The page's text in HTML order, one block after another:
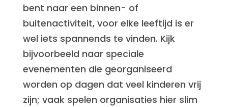
bent naar een binnen- of
buitenactiviteit, voor elke leeftijd is er
wel iets spannends te vinden. Kijk
bijvoorbeeld naar speciale
evenementen die georganiseerd
worden op dagen dat veel kinderen vrij
zijn; vaak spelen organisaties hier slim